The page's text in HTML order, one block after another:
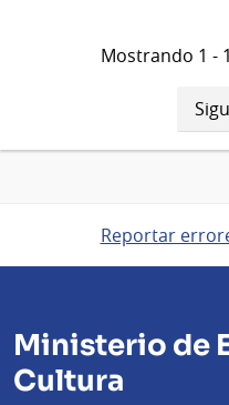
Mostrando 1 -
Reportar
Ministerio de
Cultura